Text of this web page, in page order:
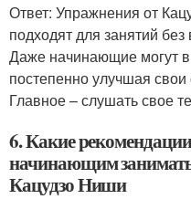
Ответ: Упражнения от
подходят для занятий
Даже начинающие могут
постепенно улучшая
Главное – слушать свое
6. Какие
начинающим
Кацудзо Ниши